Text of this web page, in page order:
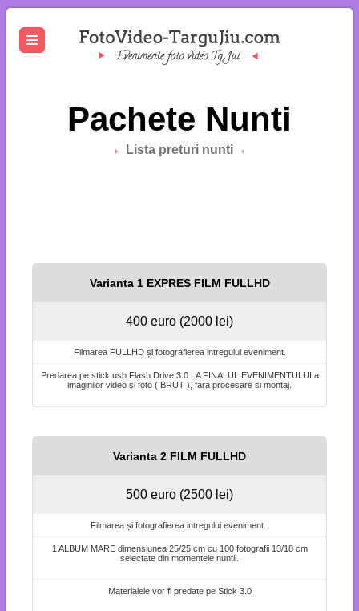
Pachete Nunti
Lista preturi nunti
Varianta 1 EXPRES FILM FULLHD
400 euro (2000 lei)
Filmarea FULLHD și fotografierea intregului eveniment.
Predarea pe stick usb Flash Drive 3.0 LA FINALUL EVENIMENTULUI a
imaginilor video si foto ( BRUT ), fara procesare si montaj.
Varianta 2 FILM FULLHD
500 euro (2500 lei)
Filmarea și fotografierea intregului eveniment .
1 ALBUM MARE dimensiunea 25/25 cm cu 100 fotografii 13/18 cm
selectate din momentele nuntii.
Materialele vor fi predate pe Stick 3.0